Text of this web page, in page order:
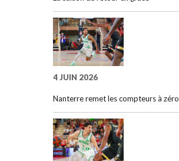
4 JUIN 2026
Nanterre remet les compteurs à zéro